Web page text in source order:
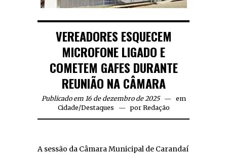
VEREADORES ESQUECEM
MICROFONE LIGADO E
COMETEM GAFES DURANTE
REUNIÃO NA CÂMARA
Publicado em 16 de dezembro de 2025
em
Cidade/Destaques por Redação
A sessão da Câmara Municipal de Carandaí